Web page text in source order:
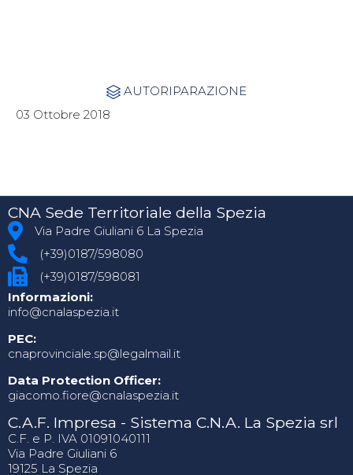
 Category
AUTORIPARAZIONE
03 Ottobre 2018
CNA Sede Territoriale della Spezia
Via Padre Giuliani 6 La Spezia
(+39)0187/598080
(+39)0187/598081
Informazioni:
info@cnalaspezia.it
PEC:
cnaprovinciale.sp@legalmail.it
Data Protection Officer:
giacomo.fiore@cnalaspezia.it
C.A.F. Impresa - Sistema C.N.A. La Spezia srl
C.F. e P. IVA 01091040111
Via Padre Giuliani 6
19125 La Spezia